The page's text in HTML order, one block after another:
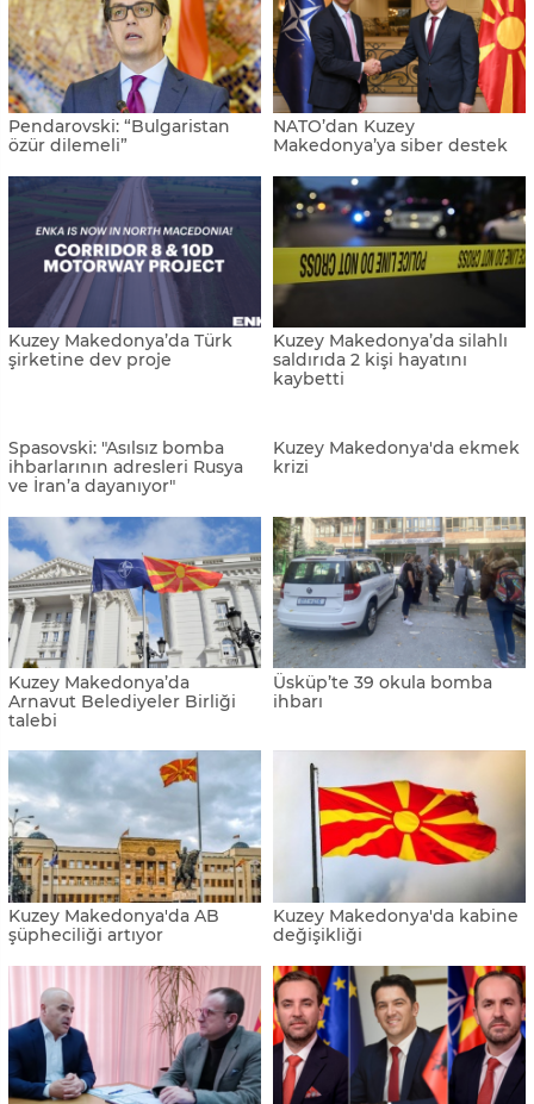
Pendarovski: “Bulgaristan
özür dilemeli”
NATO’dan Kuzey
Makedonya’ya siber destek
Kuzey Makedonya’da Türk
şirketine dev proje
Kuzey Makedonya’da silahlı
saldırıda 2 kişi hayatını
kaybetti
Spasovski: "Asılsız bomba
ihbarlarının adresleri Rusya
ve İran’a dayanıyor"
Kuzey Makedonya'da ekmek
krizi
Kuzey Makedonya’da
Arnavut Belediyeler Birliği
talebi
Üsküp’te 39 okula bomba
ihbarı
Kuzey Makedonya'da AB
şüpheciliği artıyor
Kuzey Makedonya'da kabine
değişikliği